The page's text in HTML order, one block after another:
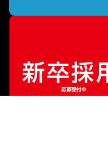
販売価格¥165,000